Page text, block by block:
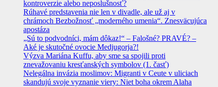
kontroverzie alebo neposlušnosť?
Rúhavé predstavenia nie len v divadle, ale už aj v
chrámoch Bezbožnosť „moderného umenia“. Znesväcujúca
apostáza
„Sú to podvodníci, mám dôkaz!“ – Falošné? PRAVÉ? –
Aké je skutočné ovocie Medjugorja?!
Výzva Mariána Kuffu, aby sme sa spojili proti
znevažovaniu kresťanských symbolov (1. časť)
Nelegálna invázia moslimov: Migranti v Ceute v uliciach
skandujú svoje vyznanie viery: Niet boha okrem Alaha